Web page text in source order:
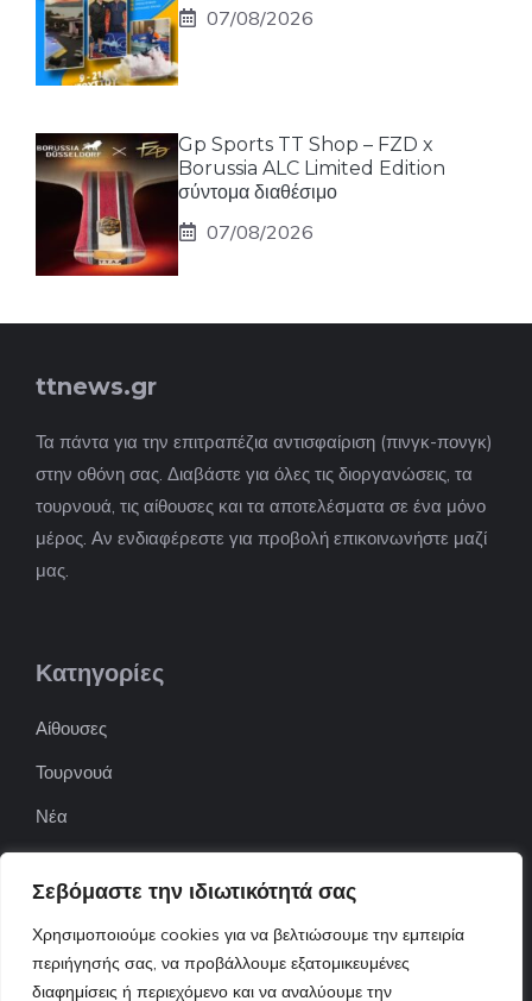
Σεβόμαστε την ιδιωτικότητά σας
Χρησιμοποιούμε cookies για να βελτιώσουμε την εμπειρία
περιήγησής σας, να προβάλλουμε εξατομικευμένες
διαφημίσεις ή περιεχόμενο και να αναλύουμε την
07/08/2026
Gp Sports TT Shop – FZD x
Borussia ALC Limited Edition
σύντομα διαθέσιμο
07/08/2026
ttnews.gr
Τα πάντα για την επιτραπέζια αντισφαίριση (πινγκ-πονγκ)
στην οθόνη σας. Διαβάστε για όλες τις διοργανώσεις, τα
τουρνουά, τις αίθουσες και τα αποτελέσματα σε ένα μόνο
μέρος. Αν ενδιαφέρεστε για προβολή επικοινωνήστε μαζί
μας.
Κατηγορίες
Αίθουσες
Τουρνουά
Νέα
Επιχειρήσεις
ΠΟΦΕΠΑ
ΕΦΟΕΠΑ
Επικοινωνία